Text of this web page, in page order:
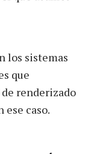
los sistemas
que
renderizado
caso.